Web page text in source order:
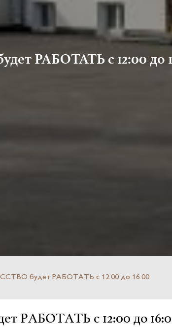
РАБОТАТЬ с 12:00 до
будет РАБОТАТЬ с 12:00 до 16:00
с 12:00 до